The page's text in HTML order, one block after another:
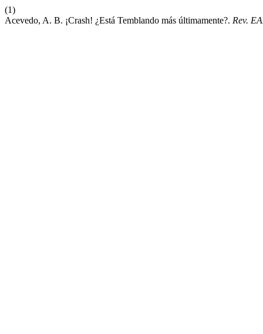
(1)
Acevedo, A. B. ¡Crash! ¿Está Temblando más últimamente?. Rev.